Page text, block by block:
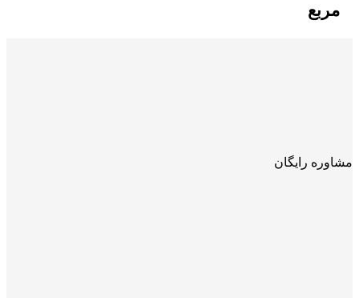
مربع
مشاوره رایگان